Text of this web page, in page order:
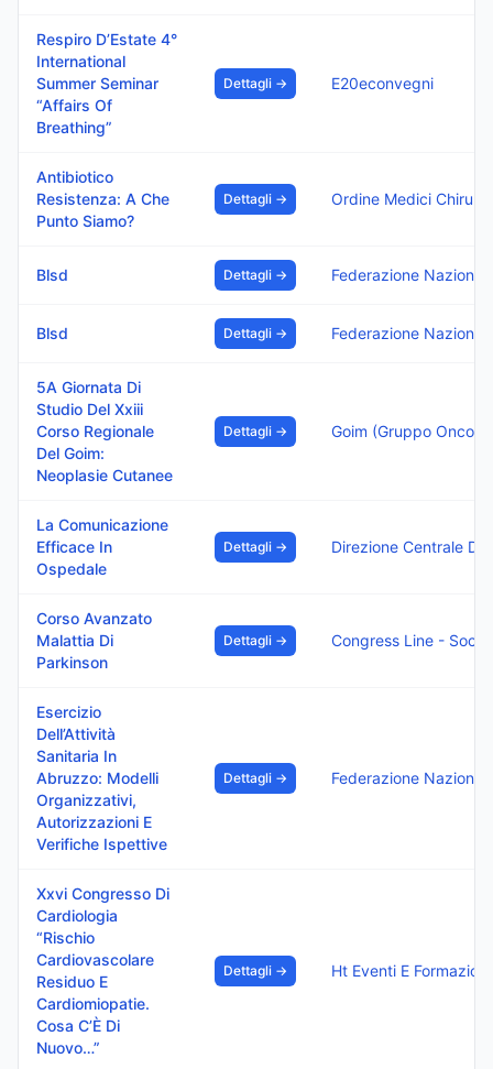
Respiro D’Estate 4°
International
Summer Seminar
“Affairs Of
Breathing”
Dettagli → E20econvegni
Antibiotico
Resistenza: A Che
Punto Siamo?
Dettagli →
Blsd Dettagli →
Blsd Dettagli →
5A Giornata Di
Studio Del Xxiii
Corso Regionale
Del Goim:
Neoplasie Cutanee
Dettagli →
La Comunicazione
Efficace In
Ospedale
Dettagli →
Corso Avanzato
Malattia Di
Parkinson
Dettagli →
Esercizio
Dell’Attività
Sanitaria In
Abruzzo: Modelli
Organizzativi,
Autorizzazioni E
Verifiche Ispettive
Dettagli →
Xxvi Congresso Di
Cardiologia
“Rischio
Cardiovascolare
Residuo E
Cardiomiopatie.
Cosa C’È Di
Nuovo…”
Dettagli →